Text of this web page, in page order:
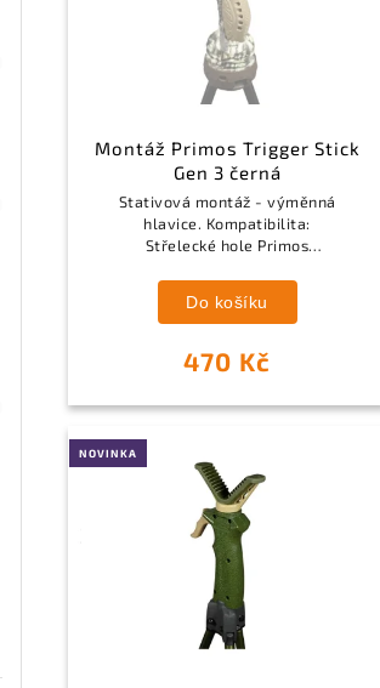
Montáž Primos Trigger Stick
Gen 3 černá
470 Kč
Do košíku
Stativová montáž - výměnná
hlavice. Kompatibilita:
Střelecké hole Primos
1/4"-20 závitu. Barva: černá.
NOVINKA